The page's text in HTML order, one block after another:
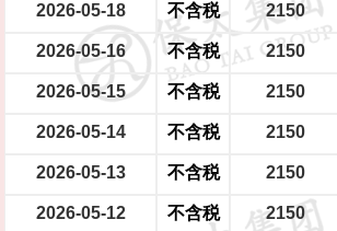
2026-05-18 不含税 2150
2026-05-16 不含税 2150
2026-05-15 不含税 2150
2026-05-14 不含税 2150
2026-05-13 不含税 2150
2026-05-12 不含税 2150